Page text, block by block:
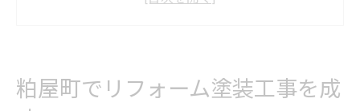
リフォームを活かす塗装工事の極意
粕屋町でリフォーム塗装工事を成